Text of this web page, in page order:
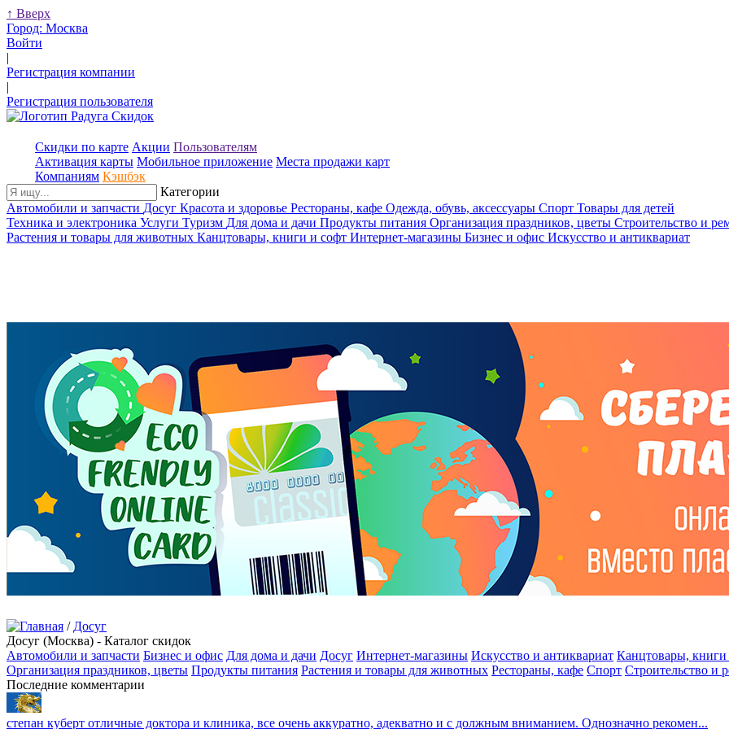
↑ Вверх
Город: Москва
Войти
|
Регистрация компании
|
Регистрация пользователя
Скидки по карте Акции Пользователям
Активация карты Мобильное приложение Места продажи карт
Компаниям Кэшбэк
Категории
Автомобили и запчасти Досуг Красота и здоровье Рестораны, кафе Одежда, обувь, аксессуары Спорт Товары для детей
Техника и электроника Услуги Туризм Для дома и дачи Продукты питания Организация праздников, цветы Строительство и
Растения и товары для животных Канцтовары, книги и софт Интернет-магазины Бизнес и офис Искусство и антиквариат
/ Досуг
Досуг (Москва) - Каталог скидок
Автомобили и запчасти Бизнес и офис Для дома и дачи Досуг Интернет-магазины Искусство и антиквариат Канцтовары, книги
Организация праздников, цветы Продукты питания Растения и товары для животных Рестораны, кафе Спорт Строительство и
Последние комментарии
степан куберт отличные доктора и клиника, все очень аккуратно, адекватно и с должным вниманием. Однозначно рекомен...